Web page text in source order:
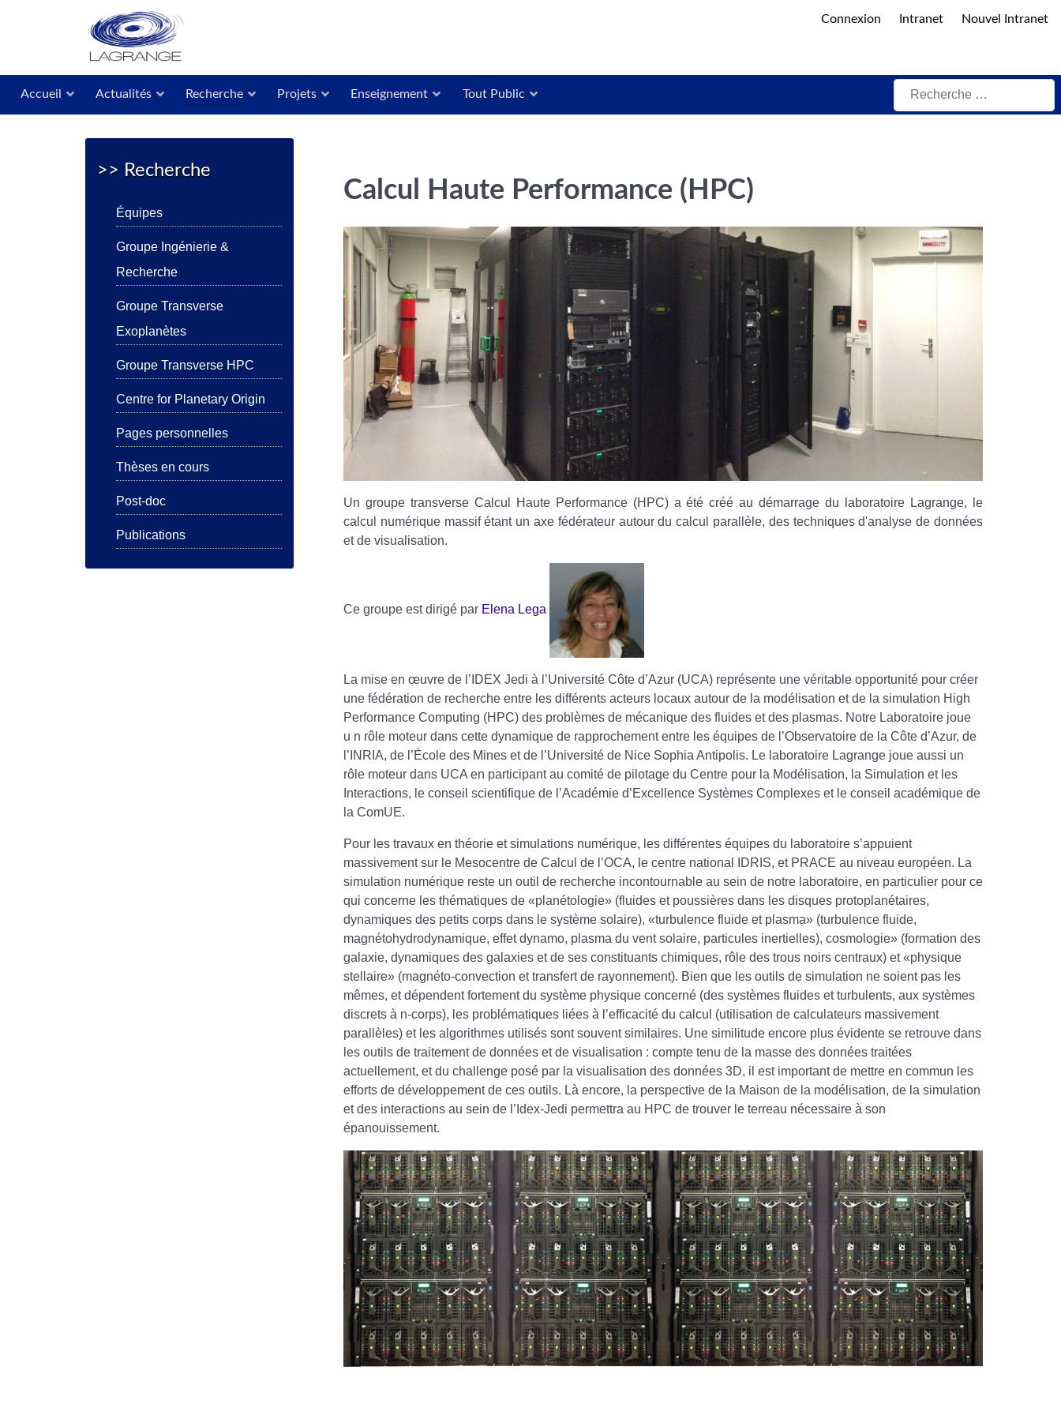
Connexion Intranet Nouvel Intranet
Accueil Actualités Recherche Projets Enseignement Tout Public
Rechercher
>> Recherche
Équipes
Groupe Ingénierie &
Recherche
Groupe Transverse
Exoplanètes
Groupe Transverse HPC
Centre for Planetary Origin
Pages personnelles
Thèses en cours
Post-doc
Publications
Calcul Haute Performance (HPC)
Un groupe transverse Calcul Haute Performance (HPC) a été créé au démarrage du laboratoire Lagrange, le
calcul numérique massif étant un axe fédérateur autour du calcul parallèle, des techniques d'analyse de données
et de visualisation.
Ce groupe est dirigé par Elena Lega
La mise en œuvre de l’IDEX Jedi à l’Université Côte d’Azur (UCA) représente une véritable opportunité pour créer
une fédération de recherche entre les différents acteurs locaux autour de la modélisation et de la simulation High
Performance Computing (HPC) des problèmes de mécanique des fluides et des plasmas. Notre Laboratoire joue
u n rôle moteur dans cette dynamique de rapprochement entre les équipes de l’Observatoire de la Côte d’Azur, de
l’INRIA, de l’École des Mines et de l’Université de Nice Sophia Antipolis. Le laboratoire Lagrange joue aussi un
rôle moteur dans UCA en participant au comité de pilotage du Centre pour la Modélisation, la Simulation et les
Interactions, le conseil scientifique de l’Académie d’Excellence Systèmes Complexes et le conseil académique de
la ComUE.
Pour les travaux en théorie et simulations numérique, les différentes équipes du laboratoire s’appuient
massivement sur le Mesocentre de Calcul de l’OCA, le centre national IDRIS, et PRACE au niveau européen. La
simulation numérique reste un outil de recherche incontournable au sein de notre laboratoire, en particulier pour ce
qui concerne les thématiques de «planétologie» (fluides et poussières dans les disques protoplanétaires,
dynamiques des petits corps dans le système solaire), «turbulence fluide et plasma» (turbulence fluide,
magnétohydrodynamique, effet dynamo, plasma du vent solaire, particules inertielles), cosmologie» (formation des
galaxie, dynamiques des galaxies et de ses constituants chimiques, rôle des trous noirs centraux) et «physique
stellaire» (magnéto-convection et transfert de rayonnement). Bien que les outils de simulation ne soient pas les
mêmes, et dépendent fortement du système physique concerné (des systèmes fluides et turbulents, aux systèmes
discrets à n-corps), les problématiques liées à l’efficacité du calcul (utilisation de calculateurs massivement
parallèles) et les algorithmes utilisés sont souvent similaires. Une similitude encore plus évidente se retrouve dans
les outils de traitement de données et de visualisation : compte tenu de la masse des données traitées
actuellement, et du challenge posé par la visualisation des données 3D, il est important de mettre en commun les
efforts de développement de ces outils. Là encore, la perspective de la Maison de la modélisation, de la simulation
et des interactions au sein de l’Idex-Jedi permettra au HPC de trouver le terreau nécessaire à son
épanouissement.